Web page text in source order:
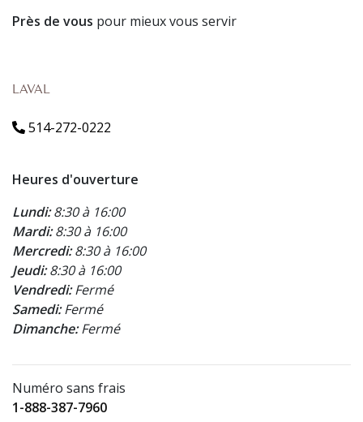
Près de vous pour mieux vous servir
LAVAL
514-272-0222
Heures d'ouverture
Lundi:8:30 à 16:00
Mardi:8:30 à 16:00
Mercredi:8:30 à 16:00
Jeudi:8:30 à 16:00
Vendredi:Fermé
Samedi:Fermé
Dimanche:Fermé
Numéro sans frais
1-888-387-7960